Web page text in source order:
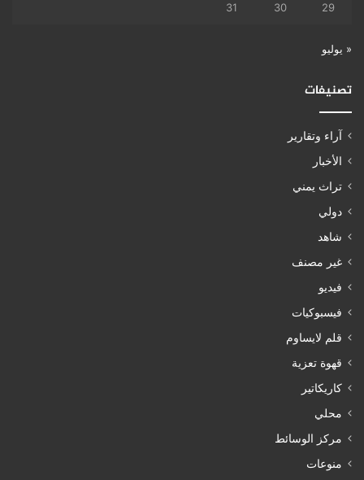
29
30
31
« يوليو
تصنيفات
آراء وتقارير
الأخبار
تراث يمني
دولي
شاهد
غير مصنف
فيديو
فيسبوكيات
قلم لايساوم
قهوة تعزية
كاريكاتير
محلي
مركز الوسائط
منوعات